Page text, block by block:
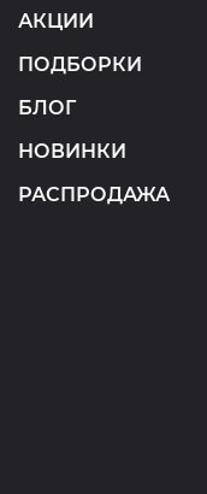
АКЦИИ
ПОДБОРКИ
БЛОГ
НОВИНКИ
РАСПРОДАЖА